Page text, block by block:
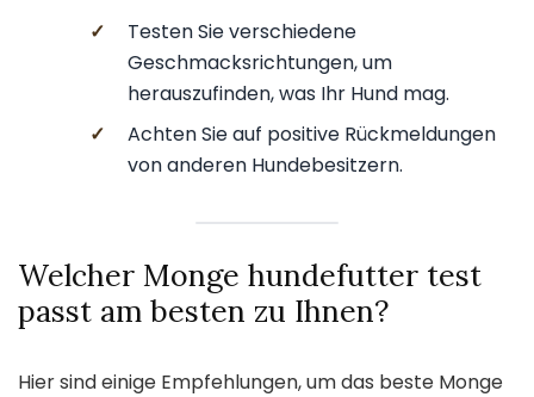
✓
Testen Sie verschiedene
Geschmacksrichtungen, um
herauszufinden, was Ihr Hund mag.
✓
Achten Sie auf positive Rückmeldungen
von anderen Hundebesitzern.
Welcher Monge hundefutter test
passt am besten zu Ihnen?
Hier sind einige Empfehlungen, um das beste Monge